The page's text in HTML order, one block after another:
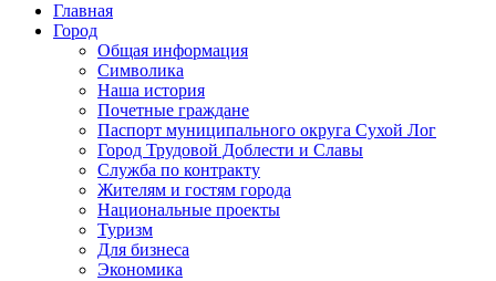
Главная
Город
Общая информация
Символика
Наша история
Почетные граждане
Паспорт муниципального округа Сухой Лог
Город Трудовой Доблести и Славы
Служба по контракту
Жителям и гостям города
Национальные проекты
Туризм
Для бизнеса
Экономика